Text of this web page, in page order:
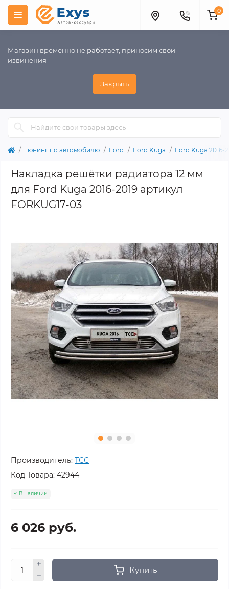
Магазин временно не работает, приносим свои
извинения
Закрыть
0
Тюнинг по автомобилю Ford Ford Kuga Ford Kuga 2016-
Накладка решётки радиатора 12 мм
для Ford Kuga 2016-2019 артикул
FORKUG17-03
Производитель: ТСС
Код Товара: 42944
В наличии
6 026 руб.
Купить